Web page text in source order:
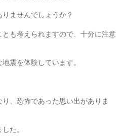
ませんでしょうか？
も考えられますので、十分に注意
震を体験しています。
、恐怖であった思い出がありま
た。